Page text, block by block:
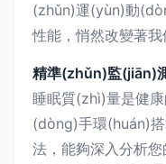
(zhǔn)運(yùn)動
性能，悄然改變著我
精準(zhǔn)監(jiān)
睡眠質(zhì)量是健
(dòng)手環(huán)
法，能夠深入分析